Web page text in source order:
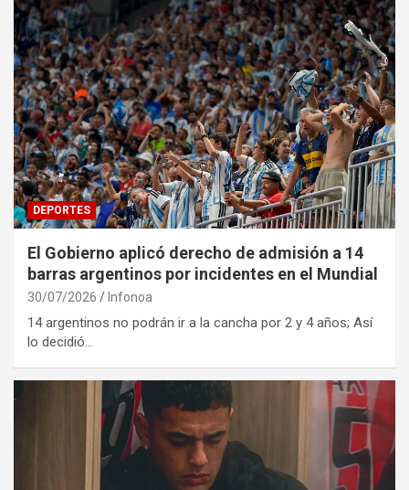
DEPORTES
El Gobierno aplicó derecho de admisión a 14
barras argentinos por incidentes en el Mundial
30/07/2026 Infonoa
14 argentinos no podrán ir a la cancha por 2 y 4 años; Así
lo decidió…